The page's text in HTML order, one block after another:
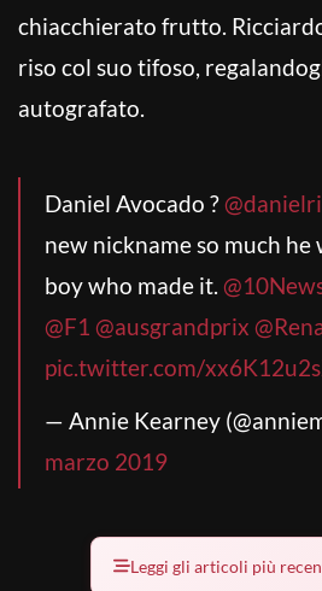
chiacchierato frutto.
riso col suo tifoso,
autografato.
Daniel Avocado ?
new nickname so much
boy who made it.
@F1 @ausgrandprix
pic.twitter.com/
— Annie Kearney
marzo 2019
Leggi gli articoli più